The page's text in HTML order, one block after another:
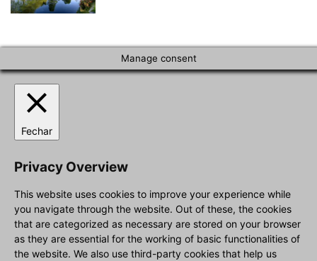
Manage consent
Fechar
Privacy Overview
This website uses cookies to improve your experience while
you navigate through the website. Out of these, the cookies
that are categorized as necessary are stored on your browser
as they are essential for the working of basic functionalities of
the website. We also use third-party cookies that help us